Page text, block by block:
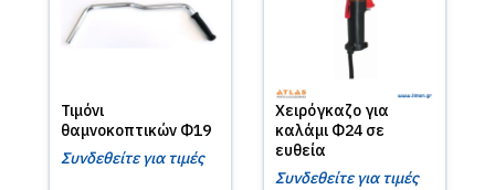
Τιμόνι
θαμνοκοπτικών Φ19
Συνδεθείτε για τιμές
Χειρόγκαζο για
καλάμι Φ24 σε
ευθεία
Συνδεθείτε για τιμές